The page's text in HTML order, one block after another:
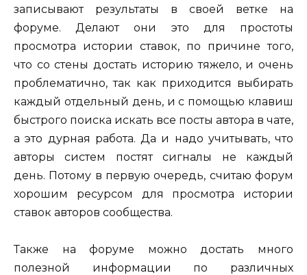
записывают результаты в своей ветке на
форуме. Делают они это для простоты
просмотра истории ставок, по причине того,
что со стены достать историю тяжело, и очень
проблематично, так как приходится выбирать
каждый отдельный день, и с помощью клавиш
быстрого поиска искать все посты автора в чате,
а это дурная работа. Да и надо учитывать, что
авторы систем постят сигналы не каждый
день. Потому в первую очередь, считаю форум
хорошим ресурсом для просмотра истории
ставок авторов сообщества.
Также на форуме можно достать много
полезной информации по различных